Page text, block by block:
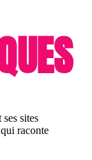
sites
raconte